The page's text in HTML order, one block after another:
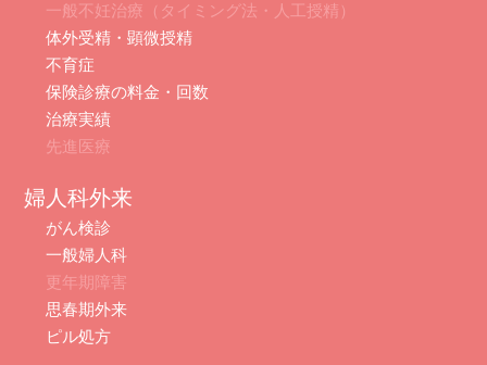
一般不妊治療（タイミング法・人工授精）
体外受精・顕微授精
不育症
保険診療の料金・回数
治療実績
先進医療
婦人科外来
がん検診
一般婦人科
更年期障害
思春期外来
ピル処方